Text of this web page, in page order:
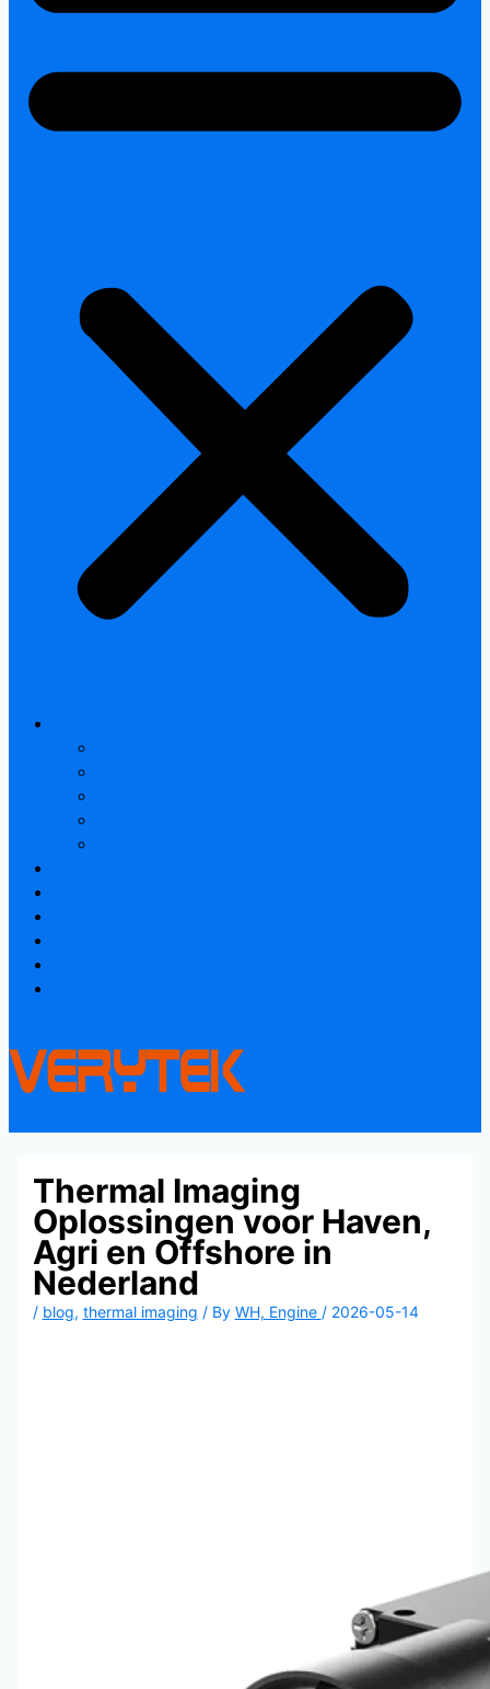
Thermal Imaging
Oplossingen voor Haven,
Agri en Offshore in
Nederland
/ blog, thermal imaging / By WH, Engine / 2026-05-14